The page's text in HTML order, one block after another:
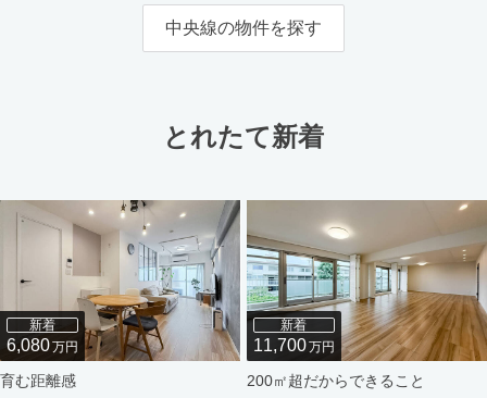
中央線の物件を探す
とれたて新着
新着
6,080万円
育む距離感
新着
11,700万円
200㎡超だからできること